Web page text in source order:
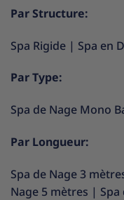
Par Structure:
Spa Rigide | Spa en
Par Type:
Spa de Nage Mono
Par Longueur:
Spa de Nage 3
Nage 5 mètres |